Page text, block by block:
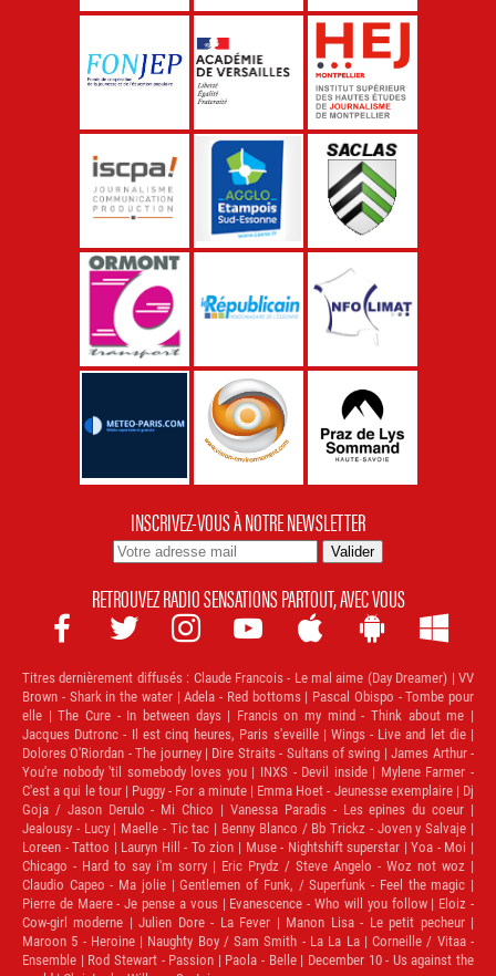
INSCRIVEZ-VOUS À NOTRE NEWSLETTER
RETROUVEZ RADIO SENSATIONS PARTOUT, AVEC VOUS
      
Titres dernièrement diffusés : Claude Francois - Le mal aime (Day Dreamer) | VV
Brown - Shark in the water | Adela - Red bottoms | Pascal Obispo - Tombe pour
elle | The Cure - In between days | Francis on my mind - Think about me |
Jacques Dutronc - Il est cinq heures, Paris s'eveille | Wings - Live and let die |
Dolores O'Riordan - The journey | Dire Straits - Sultans of swing | James Arthur -
You're nobody 'til somebody loves you | INXS - Devil inside | Mylene Farmer -
C'est a qui le tour | Puggy - For a minute | Emma Hoet - Jeunesse exemplaire | Dj
Goja / Jason Derulo - Mi Chico | Vanessa Paradis - Les epines du coeur |
Jealousy - Lucy | Maelle - Tic tac | Benny Blanco / Bb Trickz - Joven y Salvaje |
Loreen - Tattoo | Lauryn Hill - To zion | Muse - Nightshift superstar | Yoa - Moi |
Chicago - Hard to say i'm sorry | Eric Prydz / Steve Angelo - Woz not woz |
Claudio Capeo - Ma jolie | Gentlemen of Funk, / Superfunk - Feel the magic |
Pierre de Maere - Je pense a vous | Evanescence - Who will you follow | Eloiz -
Cow-girl moderne | Julien Dore - La Fever | Manon Lisa - Le petit pecheur |
Maroon 5 - Heroine | Naughty Boy / Sam Smith - La La La | Corneille / Vitaa -
Ensemble | Rod Stewart - Passion | Paola - Belle | December 10 - Us against the